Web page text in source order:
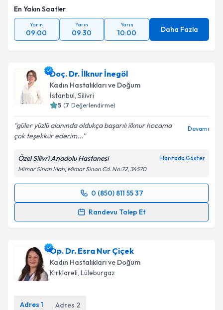
En Yakın Saatler
Yarın
09:00
Yarın
09:30
Yarın
10:00 Daha Fazla
Doç. Dr. İlknur İnegöl
Kadın Hastalıkları ve Doğum
İstanbul, Silivri
5 (7 Değerlendirme)
güler yüzlü alanında oldukça başarılı ilknur hocama
çok teşekkür ederim...
Devamı
Özel Silivri Anadolu Hastanesi Haritada Göster
Mimar Sinan Mah, Mimar Sinan Cd. No:72, 34570
0 (850) 811 55 37
Randevu Talep Et
Randevu Takvimi Talebi
takvim hazırlandığında e-posta ile bilgilendireceğiz.
E-posta Adresiniz
Op. Dr. Esra Nur Çiçek
Kadın Hastalıkları ve Doğum
Kırklareli, Lüleburgaz
Adres 1 Adres 2